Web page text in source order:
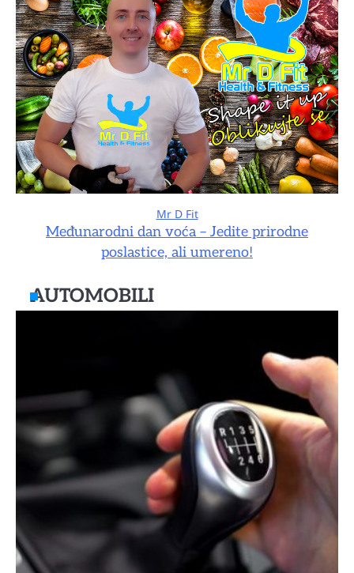
Mr D Fit
Međunarodni dan voća – Jedite prirodne
poslastice, ali umereno!
AUTOMOBILI